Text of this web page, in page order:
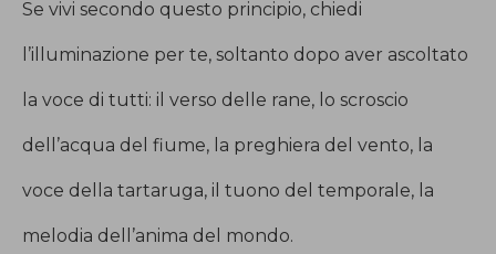
Se vivi secondo questo principio, chiedi
l’illuminazione per te, soltanto dopo aver ascoltato
la voce di tutti: il verso delle rane, lo scroscio
dell’acqua del fiume, la preghiera del vento, la
voce della tartaruga, il tuono del temporale, la
melodia dell’anima del mondo.